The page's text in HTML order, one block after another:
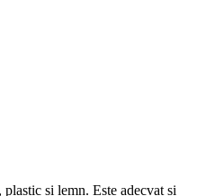
și lemn. Este adecvat și